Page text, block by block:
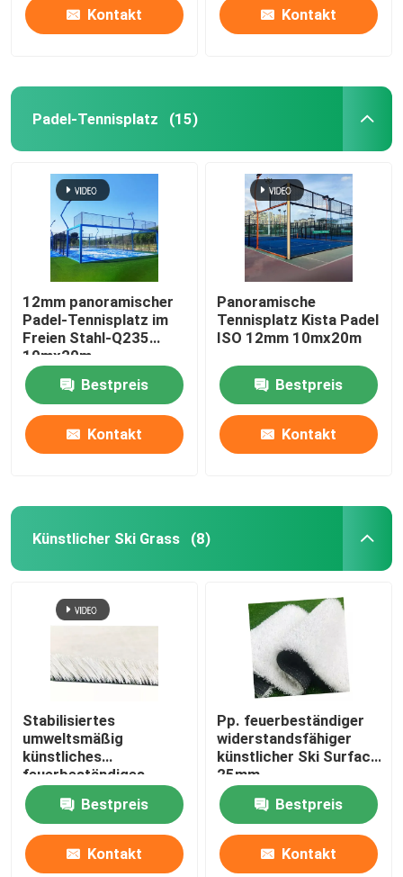
Kontakt Kontakt
Padel-Tennisplatz (15)
12mm panoramischer
Padel-Tennisplatz im
Freien Stahl-Q235
10mx20m
Bestpreis
Kontakt
Panoramische
Tennisplatz Kista Padel
ISO 12mm 10mx20m
Bestpreis
Kontakt
Künstlicher Ski Grass (8)
Stabilisiertes
umweltsmäßig
künstliches
feuerbeständiges
UVwiderstandsfähiges
Ski Grass-pp.
Bestpreis
Kontakt
Pp. feuerbeständiger
widerstandsfähiger
künstlicher Ski Surface
25mm
Bestpreis
Kontakt